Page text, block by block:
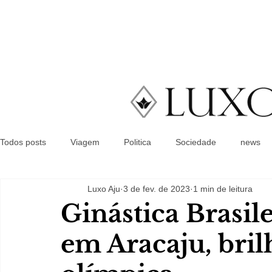
Todos posts Viagem Politica Sociedade news
Ginástica
em Aracaju,
Luxo Aju 3 de fev. de 2023 1 min de leitura